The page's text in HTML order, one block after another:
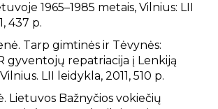
1965–1985 metais, Vilnius: LII
437 p.
Tarp gimtinės ir Tėvynės:
gyventojų repatriacija į Lenkiją
LII leidykla, 2011, 510 p.
Lietuvos Bažnyčios vokiečių